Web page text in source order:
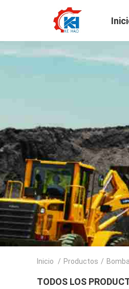
Inicio / Productos /
TODOS LOS